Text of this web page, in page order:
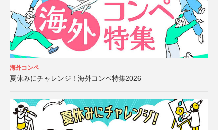
海外コンペ
夏休みにチャレンジ！海外コンペ特集2026